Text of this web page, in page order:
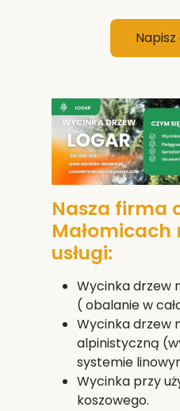
Nasza firma
usługi:
Wycinka drzew
( obalanie w
Wycinka drzew
alpinistyczną
systemie
Wycinka przy
koszowego.